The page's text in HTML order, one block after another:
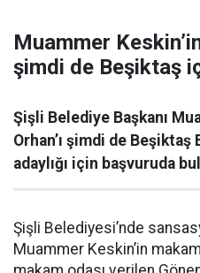
Muammer
şimdi de Beşiktaş
Şişli Belediye Başkanı
Orhan’ı şimdi de
adaylığı için başvuruda
Şişli Belediyesi’nde
Muammer Keskin’in